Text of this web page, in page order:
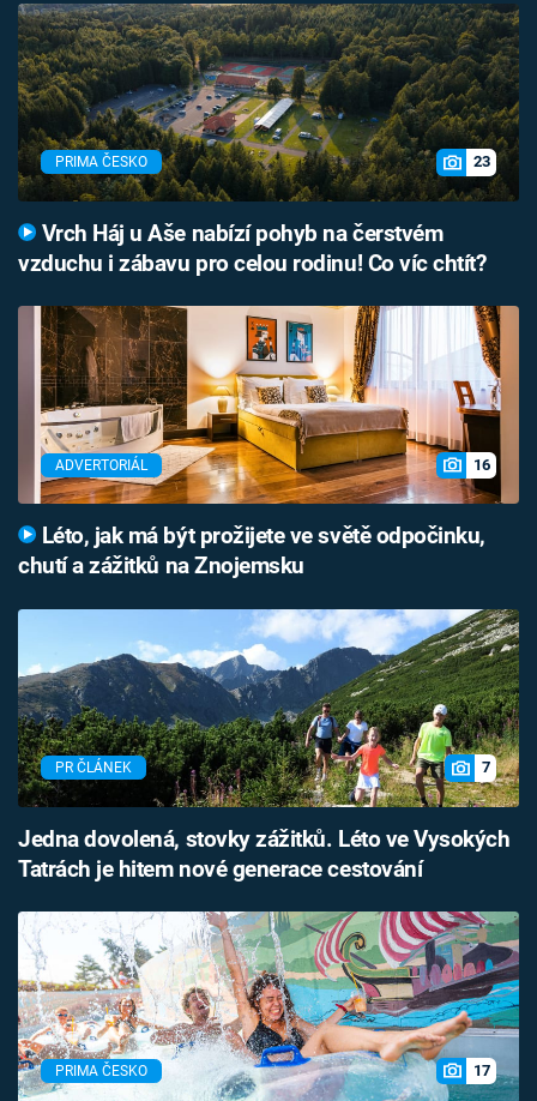
PRIMA ČESKO 23
Vrch Háj u Aše nabízí pohyb na čerstvém
vzduchu i zábavu pro celou rodinu! Co víc chtít?
ADVERTORIÁL 16
Léto, jak má být prožijete ve světě odpočinku,
chutí a zážitků na Znojemsku
PR ČLÁNEK 7
Jedna dovolená, stovky zážitků. Léto ve Vysokých
Tatrách je hitem nové generace cestování
PRIMA ČESKO 17